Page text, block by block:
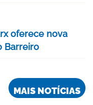
oferece nova
Barreiro
MAIS NOTÍCIAS